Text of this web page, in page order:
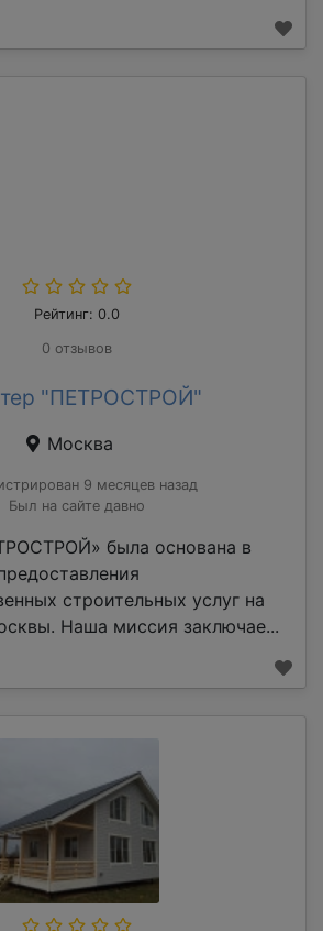
Рейтинг: 0.0
0 отзывов
"ПЕТРОСТРОЙ"
Москва
9 месяцев назад
Был на сайте давно
была основана в
строительных услуг на
Наша миссия заключае...